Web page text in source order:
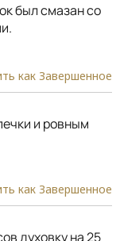
был смазан со
как Завершенное
и ровным
как Завершенное
духовку на 25